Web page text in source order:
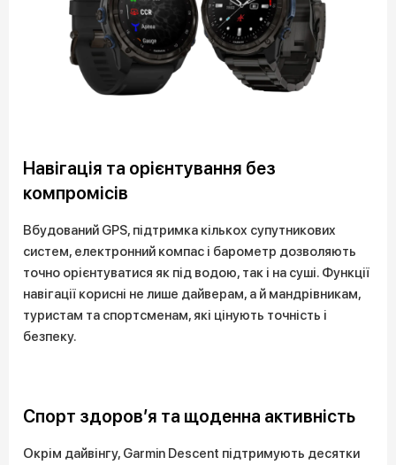
Навігація та орієнтування без
компромісів
Вбудований GPS, підтримка кількох супутникових
систем, електронний компас і барометр дозволяють
точно орієнтуватися як під водою, так і на суші. Функції
навігації корисні не лише дайверам, а й мандрівникам,
туристам та спортсменам, які цінують точність і
безпеку.
Спорт здоров’я та щоденна активність
Окрім дайвінгу, Garmin Descent підтримують десятки